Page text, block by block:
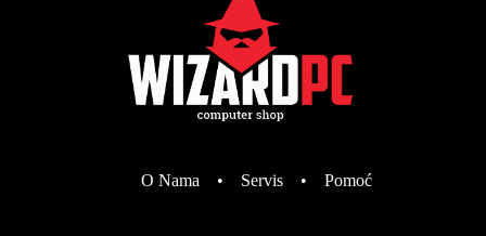
O Nama • Servis • Pomoć